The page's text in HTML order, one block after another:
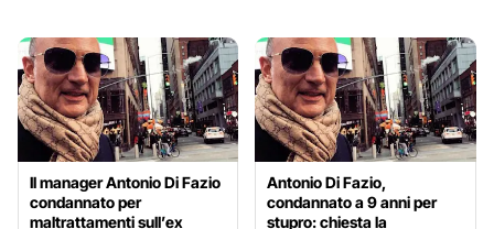
Il manager Antonio Di Fazio
condannato per
maltrattamenti sull’ex
Antonio Di Fazio,
condannato a 9 anni per
stupro: chiesta la